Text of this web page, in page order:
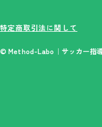
特定商取引法に関して
© Method-Labo｜サッカー指